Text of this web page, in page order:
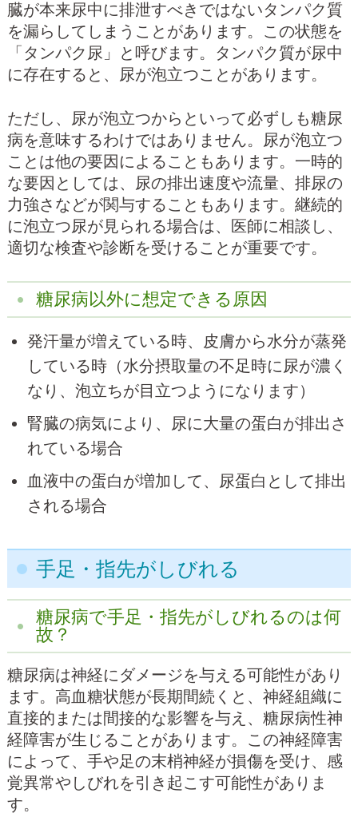
臓が本来尿中に排泄すべきではないタンパク質
を漏らしてしまうことがあります。この状態を
「タンパク尿」と呼びます。タンパク質が尿中
に存在すると、尿が泡立つことがあります。
ただし、尿が泡立つからといって必ずしも糖尿
病を意味するわけではありません。尿が泡立つ
ことは他の要因によることもあります。一時的
な要因としては、尿の排出速度や流量、排尿の
力強さなどが関与することもあります。継続的
に泡立つ尿が見られる場合は、医師に相談し、
適切な検査や診断を受けることが重要です。
糖尿病以外に想定できる原因
発汗量が増えている時、皮膚から水分が蒸発
している時（水分摂取量の不足時に尿が濃く
なり、泡立ちが目立つようになります）
腎臓の病気により、尿に大量の蛋白が排出さ
れている場合
血液中の蛋白が増加して、尿蛋白として排出
される場合
手足・指先がしびれる
糖尿病で手足・指先がしびれるのは何
故？
糖尿病は神経にダメージを与える可能性があり
ます。高血糖状態が長期間続くと、神経組織に
直接的または間接的な影響を与え、糖尿病性神
経障害が生じることがあります。この神経障害
によって、手や足の末梢神経が損傷を受け、感
覚異常やしびれを引き起こす可能性がありま
す。